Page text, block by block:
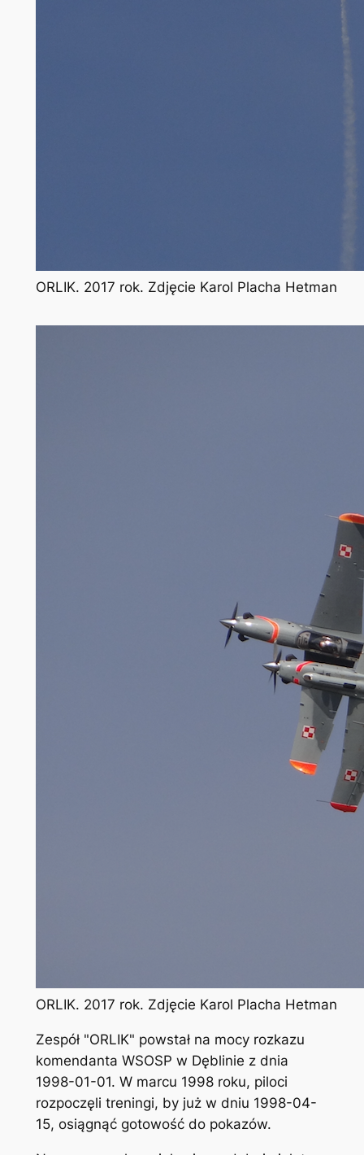
ORLIK. 2017 rok. Zdjęcie Karol Placha Hetman
ORLIK. 2017 rok. Zdjęcie Karol Placha Hetman
Zespół "ORLIK" powstał na mocy rozkazu
komendanta WSOSP w Dęblinie z dnia
1998-01-01. W marcu 1998 roku, piloci
rozpoczęli treningi, by już w dniu 1998-04-
15, osiągnąć gotowość do pokazów.